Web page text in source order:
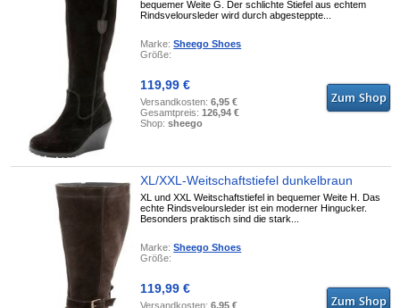
bequemer Weite G. Der schlichte Stiefel aus echtem
Rindsveloursleder wird durch abgesteppte...
Marke:Sheego Shoes
Größe:
119,99 €
Versandkosten:6,95 €
Gesamtpreis:126,94 €
Shop:sheego
XL/XXL-Weitschaftstiefel dunkelbraun
XL und XXL Weitschaftstiefel in bequemer Weite H. Das
echte Rindsveloursleder ist ein moderner Hingucker.
Besonders praktisch sind die stark...
Marke:Sheego Shoes
Größe:
119,99 €
Versandkosten:6,95 €